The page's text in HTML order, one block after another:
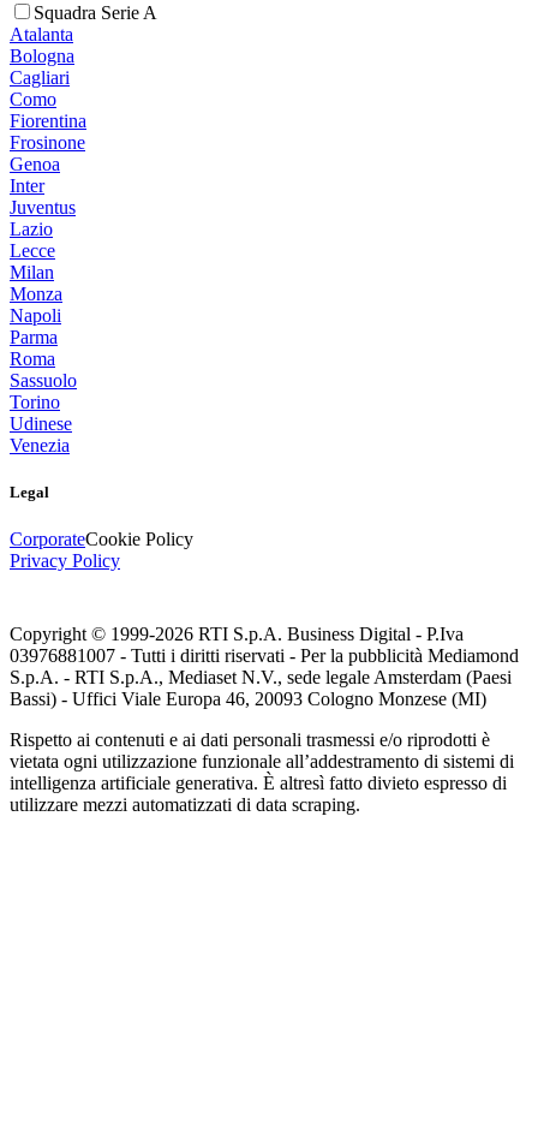
Squadra Serie A
Atalanta
Bologna
Cagliari
Como
Fiorentina
Frosinone
Genoa
Inter
Juventus
Lazio
Lecce
Milan
Monza
Napoli
Parma
Roma
Sassuolo
Torino
Udinese
Venezia
Legal
CorporateCookie Policy
Privacy Policy
Copyright © 1999-2026 RTI S.p.A. Business Digital - P.Iva
03976881007 - Tutti i diritti riservati - Per la pubblicità Mediamond
S.p.A. - RTI S.p.A., Mediaset N.V., sede legale Amsterdam (Paesi
Bassi) - Uffici Viale Europa 46, 20093 Cologno Monzese (MI)
Rispetto ai contenuti e ai dati personali trasmessi e/o riprodotti è
vietata ogni utilizzazione funzionale all’addestramento di sistemi di
intelligenza artificiale generativa. È altresì fatto divieto espresso di
utilizzare mezzi automatizzati di data scraping.